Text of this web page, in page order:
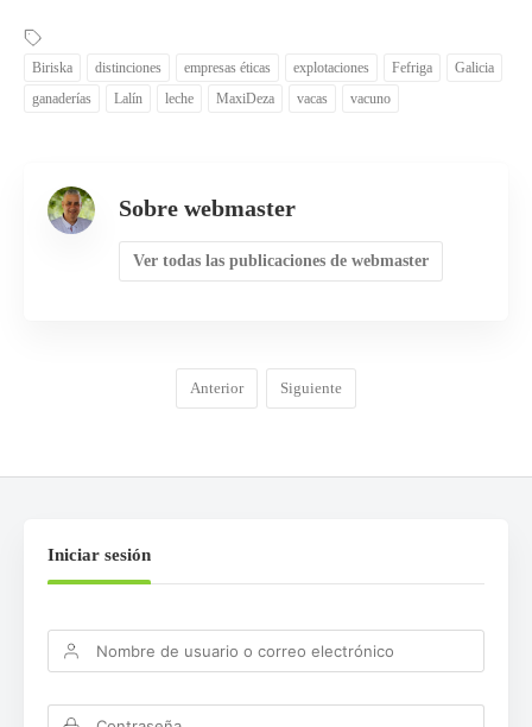
Biriska distinciones empresas éticas explotaciones Fefriga
Galicia
ganaderías
Lalín leche MaxiDeza vacas vacuno
Sobre webmaster
Ver todas las publicaciones de webmaster
Anterior Siguiente
Iniciar sesión